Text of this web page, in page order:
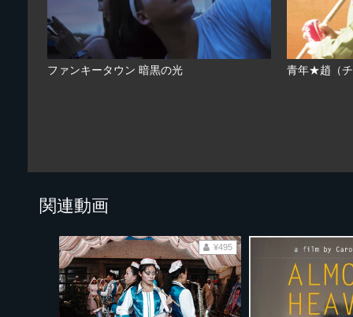
ファンキータウン 暗黒の光 青年★趙（
関連動画
¥495